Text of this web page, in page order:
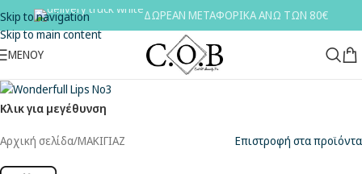
Skip to navigation
Skip to main content
ΔΩΡΕΑΝ ΜΕΤΑΦΟΡΙΚΑ ΑΝΩ ΤΩΝ 80€
ΜΕΝΟΥ
Κλικ για μεγέθυνση
Αρχική σελίδα/ΜΑΚΙΓΙΑΖ Επιστροφή στα προϊόντα